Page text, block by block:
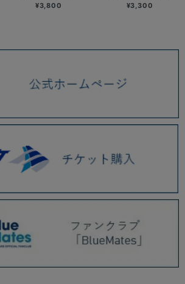
¥3,800 ¥3,300